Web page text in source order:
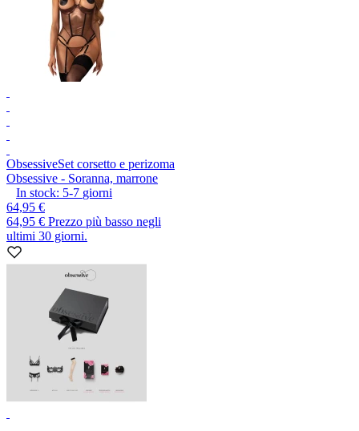
ObsessiveSet corsetto e perizoma
Obsessive - Soranna, marrone
In stock: 5-7 giorni
64,95 €
64,95 € Prezzo più basso negli
ultimi 30 giorni.